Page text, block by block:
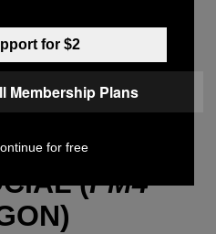
(FM4
for $2
Membership Plans
for free